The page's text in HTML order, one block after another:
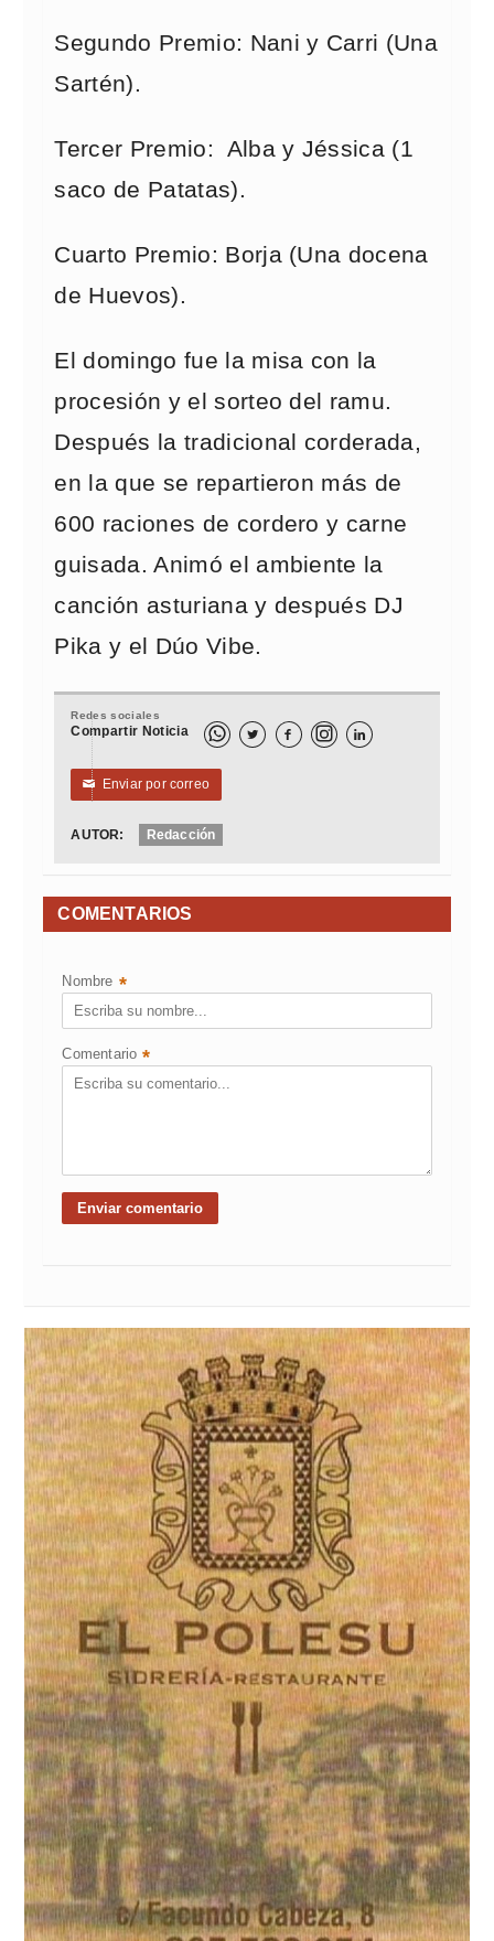
Segundo Premio: Nani y Carri (Una
Sartén).
Tercer Premio: Alba y Jéssica (1
saco de Patatas).
Cuarto Premio: Borja (Una docena
de Huevos).
El domingo fue la misa con la
procesión y el sorteo del ramu.
Después la tradicional corderada,
en la que se repartieron más de
600 raciones de cordero y carne
guisada. Animó el ambiente la
canción asturiana y después DJ
Pika y el Dúo Vibe.
Redes sociales
Compartir Noticia   
✉ Enviar por correo
AUTOR: Redacción
COMENTARIOS
Nombre *
Comentario *